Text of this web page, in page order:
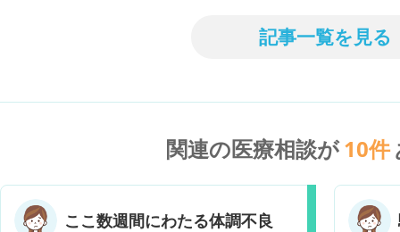
記事一覧を見る
関連の医療相談が10件
ここ数週間にわたる体調不良